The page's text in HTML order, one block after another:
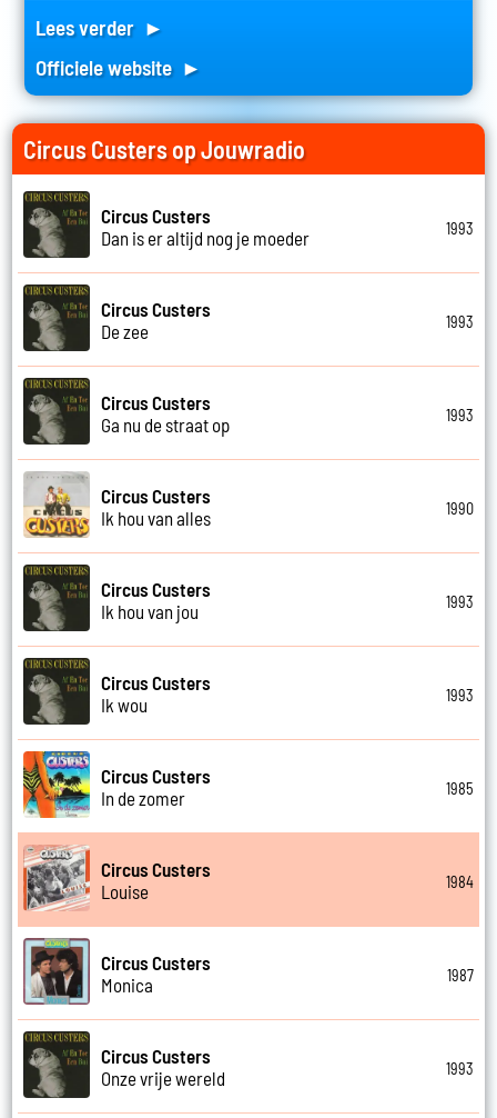
Lees verder ►
Officiele website ►
Circus Custers op Jouwradio
Circus Custers
Dan is er altijd nog je moeder
1993
Circus Custers
De zee
1993
Circus Custers
Ga nu de straat op
1993
Circus Custers
Ik hou van alles
1990
Circus Custers
Ik hou van jou
1993
Circus Custers
Ik wou
1993
Circus Custers
In de zomer
1985
Circus Custers
Louise
1984
Circus Custers
Monica
1987
Circus Custers
Onze vrije wereld
1993